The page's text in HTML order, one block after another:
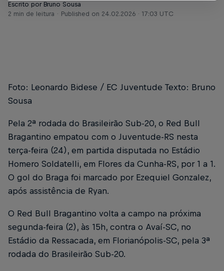
Escrito por Bruno Sousa
2 min de leitura
Published on 24.02.2026 · 17:03 UTC
Foto: Leonardo Bidese / EC Juventude Texto: Bruno
Sousa
Pela 2ª rodada do Brasileirão Sub-20, o Red Bull
Bragantino empatou com o Juventude-RS nesta
terça-feira (24), em partida disputada no Estádio
Homero Soldatelli, em Flores da Cunha-RS, por 1 a 1.
O gol do Braga foi marcado por Ezequiel Gonzalez,
após assistência de Ryan.
O Red Bull Bragantino volta a campo na próxima
segunda-feira (2), às 15h, contra o Avaí-SC, no
Estádio da Ressacada, em Florianópolis-SC, pela 3ª
rodada do Brasileirão Sub-20.